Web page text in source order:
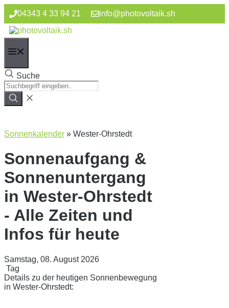
Zum
Inhalt
springen
04343 4 33 94 21 info@photovoltaik.sh
Suche
Sonnenkalender » Wester-Ohrstedt
Sonnenaufgang &
Sonnenuntergang
in Wester-Ohrstedt
- Alle Zeiten und
Infos für heute
Samstag, 08. August 2026
Tag
Details zu der heutigen Sonnenbewegung
in Wester-Ohrstedt: